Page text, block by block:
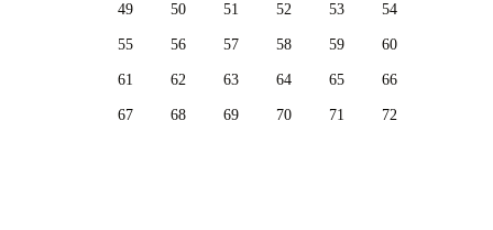
49 50 51 52 53 54
55 56 57 58 59 60
61 62 63 64 65 66
67 68 69 70 71 72